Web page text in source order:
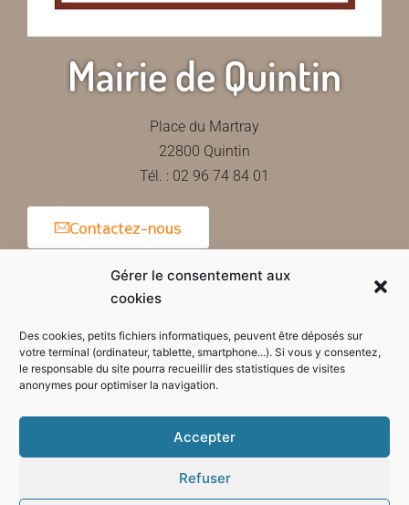
Gérer le consentement aux
cookies
Des cookies, petits fichiers informatiques, peuvent être déposés sur
votre terminal (ordinateur, tablette, smartphone...). Si vous y consentez,
le responsable du site pourra recueillir des statistiques de visites
anonymes pour optimiser la navigation.
Accepter
Refuser
Mairie de Quintin
Place du Martray
22800 Quintin
Tél. : 02 96 74 84 01
Contactez-nous
Horaires d'ouverture de la mairie